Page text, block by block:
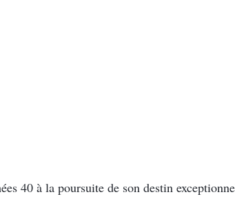
40 à la poursuite de son destin